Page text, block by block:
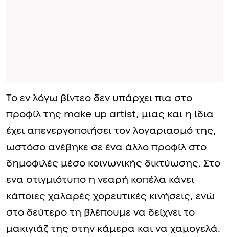
Το εν λόγω βίντεο δεν υπάρχει πια στο
προφίλ της make up artist, μιας και η ίδια
έχει απενεργοποιήσει τον λογαριασμό της,
ωστόσο ανέβηκε σε ένα άλλο προφίλ στο
δημοφιλές μέσο κοινωνικής δικτύωσης. Στο
ενα στιγμιότυπο η νεαρή κοπέλα κάνει
κάποιες χαλαρές χορευτικές κινήσεις, ενώ
στο δεύτερο τη βλέπουμε να δείχνει το
μακιγιάζ της στην κάμερα και να χαμογελά.